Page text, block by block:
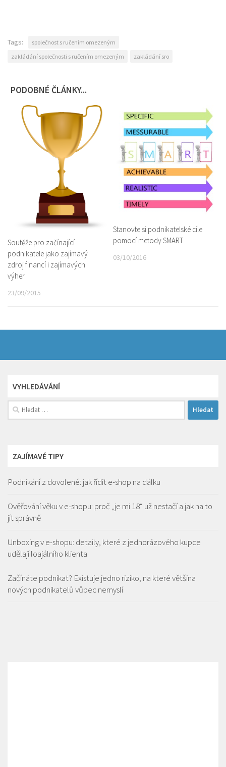
Tags:
společnost s ručením omezeným
zakládání společnosti s ručením omezeným
zakládání sro
PODOBNÉ ČLÁNKY...
Soutěže pro začínající
podnikatele jako zajímavý
zdroj financí i zajímavých
výher
23/09/2015
Stanovte si podnikatelské cíle
pomocí metody SMART
03/10/2016
VYHLEDÁVÁNÍ
Vyhledávání
ZAJÍMAVÉ TIPY
Podnikání z dovolené: jak řídit e-shop na dálku
Ověřování věku v e-shopu: proč „je mi 18“ už nestačí a jak na to
jít správně
Unboxing v e-shopu: detaily, které z jednorázového kupce
udělají loajálního klienta
Začínáte podnikat? Existuje jedno riziko, na které většina
nových podnikatelů vůbec nemyslí